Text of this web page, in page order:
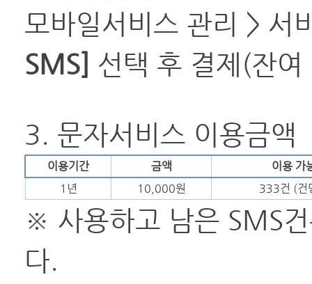
모바일서비스 관리 > 서
SMS] 선택 후 결제(잔
3. 문자서비스 이용금액
이용기간 금액
이용 가
1년
10,000원 333건 (건
※ 사용하고 남은 SMS
다.